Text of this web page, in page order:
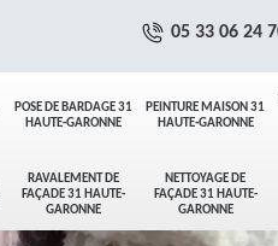
POSE DE BARDAGE 31
HAUTE-GARONNE
PEINTURE MAISON 31
HAUTE-GARONNE
RAVALEMENT DE
FAÇADE 31 HAUTE-
GARONNE
NETTOYAGE DE
FAÇADE 31 HAUTE-
GARONNE
05 33 06 24